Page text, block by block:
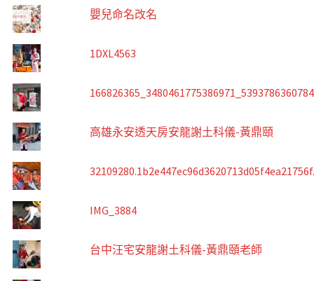
嬰兒命名改名
1DXL4563
高雄永安透天房安龍謝土科儀-黃鼎頤
IMG_3884
台中汪宅安龍謝土科儀-黃鼎頤老師